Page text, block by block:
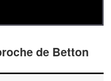
de Betton